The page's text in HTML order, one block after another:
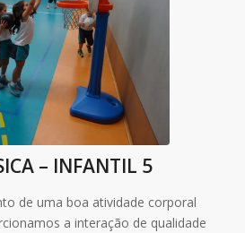
– INFANTIL 5
de uma boa atividade corporal
a interação de qualidade